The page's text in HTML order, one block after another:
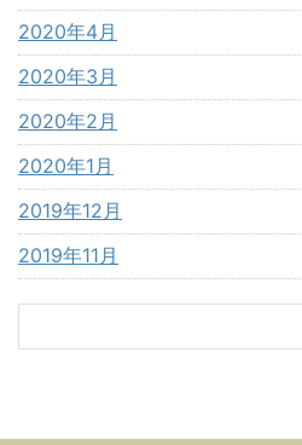
2020年4月
2020年3月
2020年2月
2020年1月
2019年12月
2019年11月